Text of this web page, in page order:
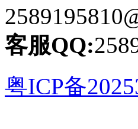
客服QQ:
粤ICP备